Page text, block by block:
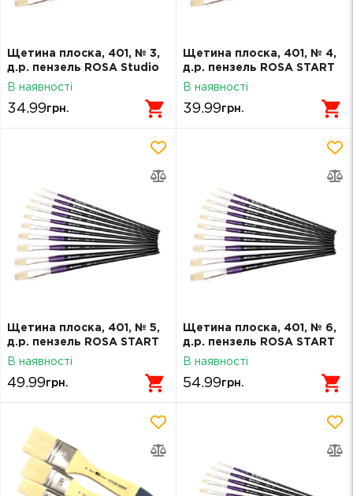
Щетина плоска, 401, № 3,
д.р. пензель ROSA Studio
В наявності
34.99грн.
Щетина плоска, 401, № 4,
д.р. пензель ROSA START
В наявності
39.99грн.
Щетина плоска, 401, № 5,
д.р. пензель ROSA START
В наявності
49.99грн.
Щетина плоска, 401, № 6,
д.р. пензель ROSA START
В наявності
54.99грн.